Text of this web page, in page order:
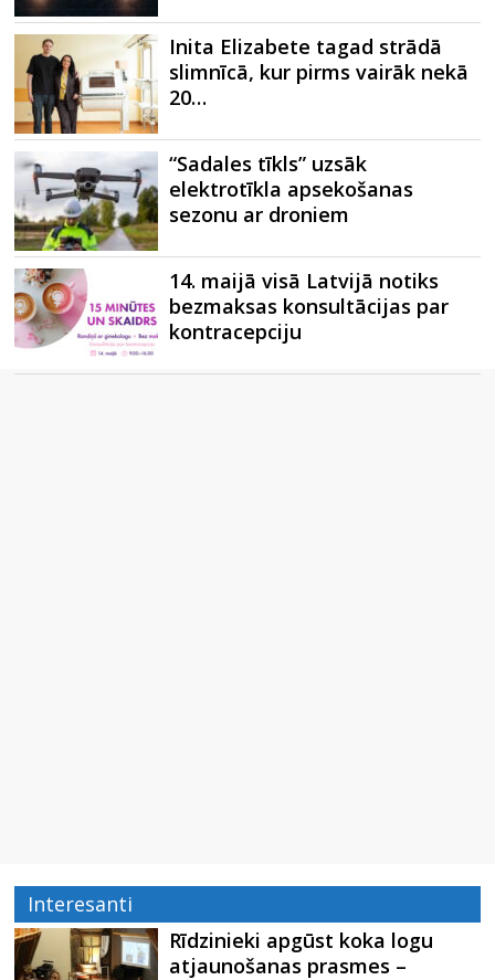
Inita Elizabete tagad strādā
slimnīcā, kur pirms vairāk nekā
20…
“Sadales tīkls” uzsāk
elektrotīkla apsekošanas
sezonu ar droniem
14. maijā visā Latvijā notiks
bezmaksas konsultācijas par
kontracepciju
Interesanti
Rīdzinieki apgūst koka logu
atjaunošanas prasmes –